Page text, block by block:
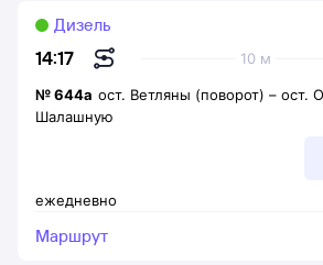
14:17 10 м
Дизель
ежедневно
№644а ост. Ветляны (поворот) – ост.
Шалашную
Маршрут